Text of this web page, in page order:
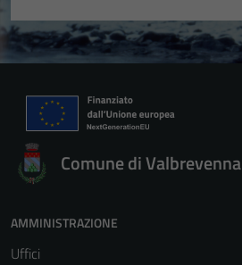
Comune di Valbrevenna
AMMINISTRAZIONE
Uffici